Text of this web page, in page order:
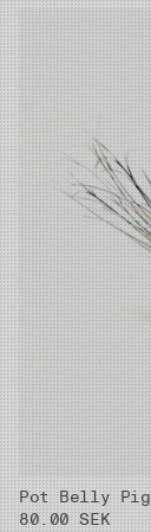
Pot Belly
80.00 SEK